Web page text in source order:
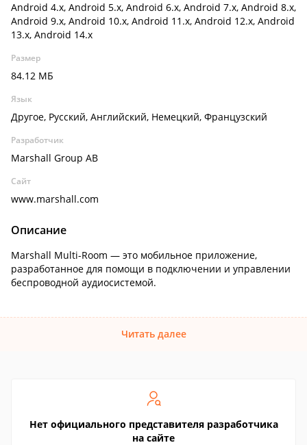
Android 4.x, Android 5.x, Android 6.x, Android 7.x, Android 8.x,
Android 9.x, Android 10.x, Android 11.x, Android 12.x, Android
13.x, Android 14.x
Размер
84.12 МБ
Язык
Другое, Русский, Английский, Немецкий, Французский
Разработчик
Marshall Group AB
Сайт
www.marshall.com
Описание
Marshall Multi-Room — это мобильное приложение,
разработанное для помощи в подключении и управлении
беспроводной аудиосистемой.
Читать далее
Нет официального представителя разработчика
на сайте